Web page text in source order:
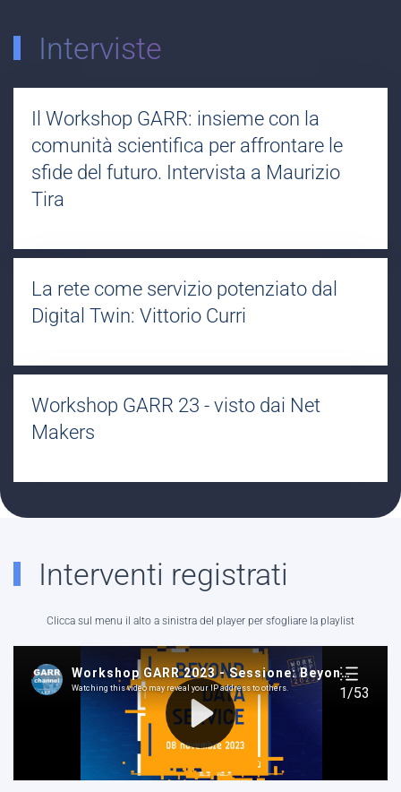
Interviste
Il Workshop GARR: insieme con la
comunità scientifica per affrontare le
sfide del futuro. Intervista a Maurizio
Tira
La rete come servizio potenziato dal
Digital Twin: Vittorio Curri
Workshop GARR 23 - visto dai Net
Makers
Interventi registrati
Clicca sul menu il alto a sinistra del player per sfogliare la playlist